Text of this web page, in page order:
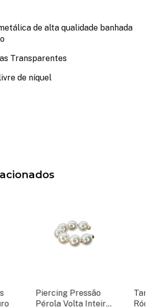
de alta qualidade banhada
Transparentes
de níquel
Piercing Pressão
Pérola Volta Inteira